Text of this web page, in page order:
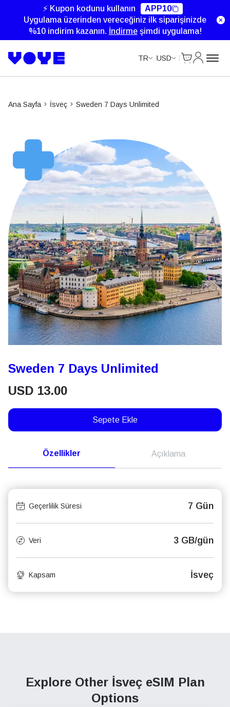
⚡ Kupon kodunu kullanın
APP10
Uygulama üzerinden vereceğiniz ilk siparişinizde
%10 indirim kazanın. İndirmeşimdi uygulama!
TR USD
Ana Sayfa İsveç Sweden 7 Days Unlimited
Sweden 7 Days Unlimited
USD 13.00
Sepete Ekle
Özellikler Açıklama
Geçerlilik Süresi 7 Gün
Veri 3 GB/gün
Kapsam İsveç
Explore Other İsveç eSIM Plan
Options
Unlimited Data
Unlimited Data
Unlimited Data
Unlimited Data